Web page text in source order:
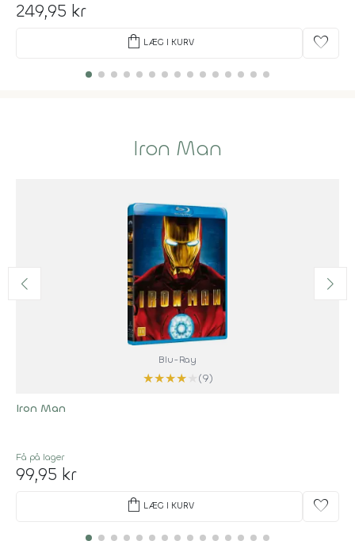
249,95 kr
shopping_bag LÆG I KURV favorite
Iron Man
Blu-Ray
★★★★
(9)
Iron Man
Få på lager
99,95 kr
shopping_bag LÆG I KURV favorite